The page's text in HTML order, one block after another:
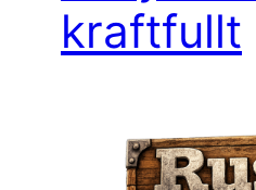
kraftfullt